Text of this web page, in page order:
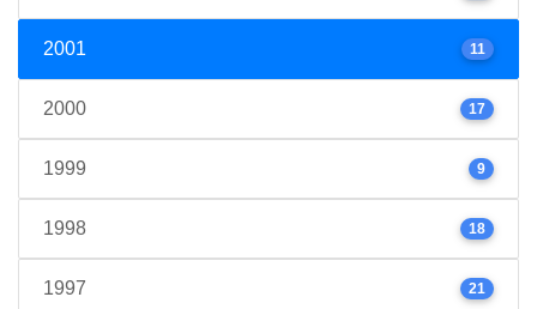
2001 11
2000 17
1999 9
1998 18
1997 21